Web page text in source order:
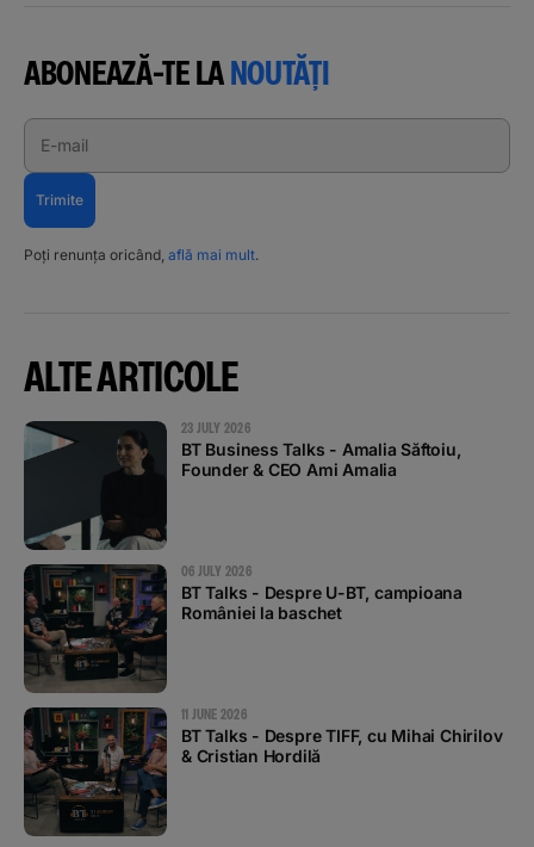
ABONEAZĂ-TE LANOUTĂȚI
E-mail
Trimite
Poți renunța oricând, află mai mult.
ALTE ARTICOLE
23 JULY 2026
BT Business Talks - Amalia Săftoiu,
Founder & CEO Ami Amalia
06 JULY 2026
BT Talks - Despre U-BT, campioana
României la baschet
11 JUNE 2026
BT Talks - Despre TIFF, cu Mihai Chirilov
& Cristian Hordilă